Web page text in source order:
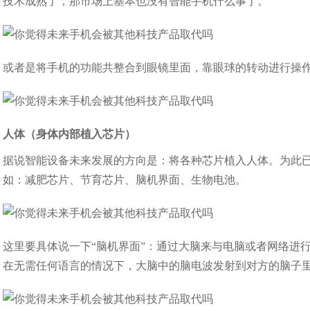
或者是将手机的功能共整合到眼镜里面，靠眼球的转动进行操
人体（身体内部植入芯片）
据说智能设备未来发展的方向是：将各种芯片植入人体。为此
如：减肥芯片、节育芯片、脑机界面、生物电池。
这里要具体说一下“脑机界面”：通过大脑来与电脑或者网络
在无需任何语言的情况下，大脑中的脑电波发射到对方的脑子